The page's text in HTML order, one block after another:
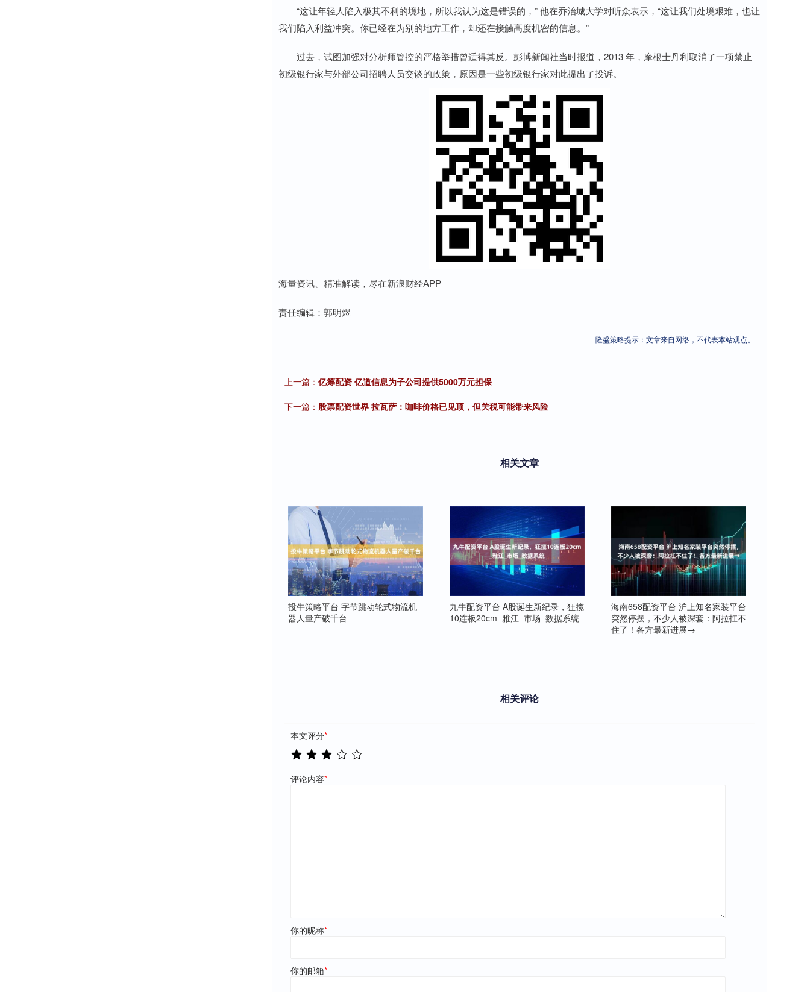
“这让年轻人陷入极其不利的境地，所以我认为这是错误的，” 他在乔治城大学对听众表示，“这让我们处境艰难，也让
我们陷入利益冲突。你已经在为别的地方工作，却还在接触高度机密的信息。”
过去，试图加强对分析师管控的严格举措曾适得其反。彭博新闻社当时报道，2013 年，摩根士丹利取消了一项禁止
初级银行家与外部公司招聘人员交谈的政策，原因是一些初级银行家对此提出了投诉。
海量资讯、精准解读，尽在新浪财经APP
责任编辑：郭明煜
隆盛策略提示：文章来自网络，不代表本站观点。
上一篇： 亿筹配资 亿道信息为子公司提供5000万元担保
下一篇： 股票配资世界 拉瓦萨：咖啡价格已见顶，但关税可能带来风险
相关文章
投牛策略平台 字节跳动轮式物流机
器人量产破千台
九牛配资平台 A股诞生新纪录，狂揽
10连板20cm_雅江_市场_数据系统
海南658配资平台 沪上知名家装平台
突然停摆，不少人被深套：阿拉扛不
住了！各方最新进展→
相关评论
本文评分*
评论内容*
你的昵称*
你的邮箱*